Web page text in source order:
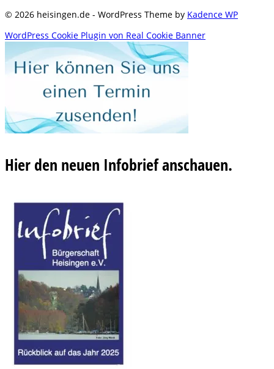
© 2026 heisingen.de - WordPress Theme by Kadence WP
WordPress Cookie Plugin von Real Cookie Banner
Hier den neuen Infobrief anschauen.